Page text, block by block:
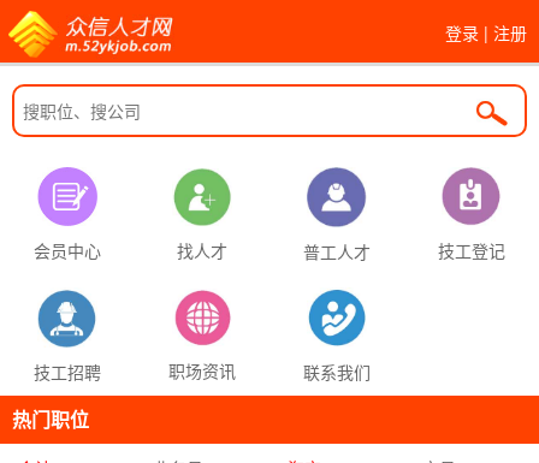
登录 | 注册
会员中心 找人才 普工人才 技工登记
技工招聘 职场资讯 联系我们
热门职位